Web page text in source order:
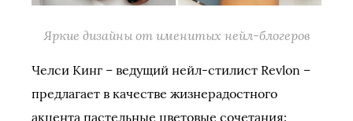
Яркие дизайны от именитых нейл-блогеров
Челси Кинг – ведущий нейл-стилист Revlon –
предлагает в качестве жизнерадостного
акцента пастельные цветовые сочетания: